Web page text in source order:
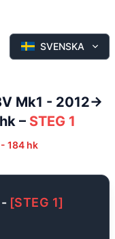
SVENSKA
Mk1 - 2012->
– STEG 1
- 184 hk
- [STEG 1]